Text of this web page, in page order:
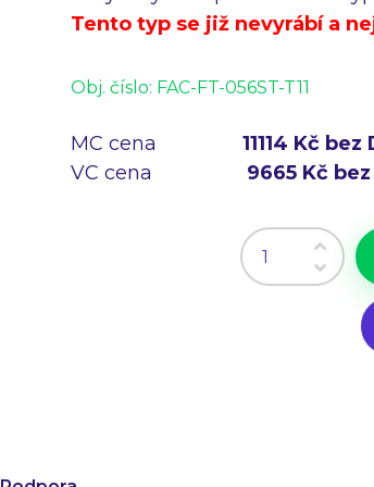
Tento typ se již nevyrábí a
Obj. číslo: FAC-FT-056ST-T11
MC cena 11114 Kč bez
VC cena
9665 Kč bez
FAC-FT-056ST-T11-